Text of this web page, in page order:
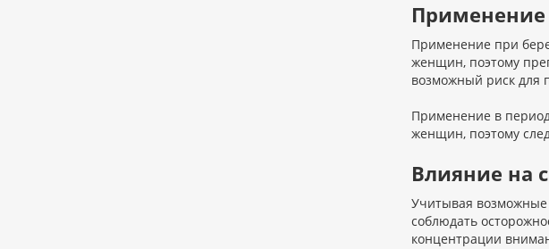
Применение при
женщин, поэтому
возможный риск для
Применение в
женщин, поэтому
Влияние на
Учитывая
соблюдать
концентрации